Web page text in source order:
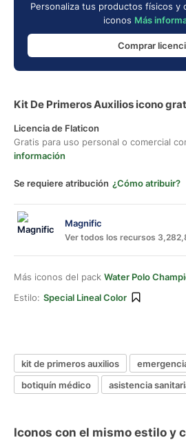
Personaliza tus productos físicos y
iconos Más
Comprar
Kit De Primeros Auxilios icono
Licencia de Flaticon
Gratis para uso personal o comercial
información
Se requiere atribución ¿Cómo atribuir?
Magnific
Ver todos los recursos
Más iconos del pack Water Polo
Estilo: Special Lineal Color
kit de primeros auxilios
botiquín médico
asistencia
Iconos con el mismo estilo y